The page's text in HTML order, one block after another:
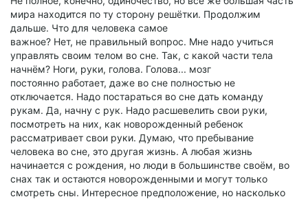
мира находится по ту сторону решётки. Продолжим
дальше. Что для человека самое
важное? Нет, не правильный вопрос. Мне надо учиться
управлять своим телом во сне. Так, с какой части тела
начнём? Ноги, руки, голова. Голова... мозг
постоянно работает, даже во сне полностью не
отключается. Надо постараться во сне дать команду
рукам. Да, начну с рук. Надо расшевелить свои руки,
посмотреть на них, как новорожденный ребенок
рассматривает свои руки. Думаю, что пребывание
человека во сне, это другая жизнь. А любая жизнь
начинается с рождения, но люди в большинстве своём, во
снах так и остаются новорожденными и могут только
смотреть сны. Интересное предположение, но насколько